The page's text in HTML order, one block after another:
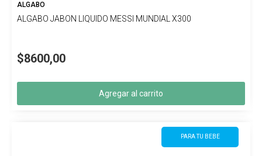
ALGABO
ALGABO JABON LIQUIDO MESSI MUNDIAL X300
$8600,00
Agregar al carrito
PARA TU BEBE